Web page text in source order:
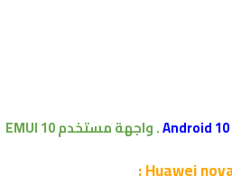
Android 10
.واجهة مستخدم